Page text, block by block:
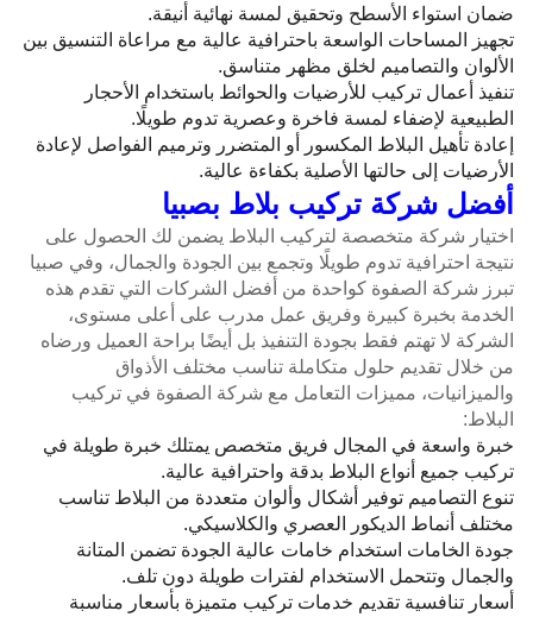
ضمان استواء الأسطح وتحقيق لمسة نهائية أنيقة.
تجهيز المساحات الواسعة باحترافية عالية مع مراعاة التنسيق بين
الألوان والتصاميم لخلق مظهر متناسق.
تنفيذ أعمال تركيب للأرضيات والحوائط باستخدام الأحجار
الطبيعية لإضفاء لمسة فاخرة وعصرية تدوم طويلًا.
إعادة تأهيل البلاط المكسور أو المتضرر وترميم الفواصل لإعادة
الأرضيات إلى حالتها الأصلية بكفاءة عالية.
أفضل شركة تركيب بلاط بصبيا
اختيار شركة متخصصة لتركيب البلاط يضمن لك الحصول على
نتيجة احترافية تدوم طويلًا وتجمع بين الجودة والجمال، وفي صبيا
تبرز شركة الصفوة كواحدة من أفضل الشركات التي تقدم هذه
الخدمة بخبرة كبيرة وفريق عمل مدرب على أعلى مستوى،
الشركة لا تهتم فقط بجودة التنفيذ بل أيضًا براحة العميل ورضاه
من خلال تقديم حلول متكاملة تناسب مختلف الأذواق
والميزانيات، مميزات التعامل مع شركة الصفوة في تركيب
البلاط:
خبرة واسعة في المجال فريق متخصص يمتلك خبرة طويلة في
تركيب جميع أنواع البلاط بدقة واحترافية عالية.
تنوع التصاميم توفير أشكال وألوان متعددة من البلاط تناسب
مختلف أنماط الديكور العصري والكلاسيكي.
جودة الخامات استخدام خامات عالية الجودة تضمن المتانة
والجمال وتتحمل الاستخدام لفترات طويلة دون تلف.
أسعار تنافسية تقديم خدمات تركيب متميزة بأسعار مناسبة